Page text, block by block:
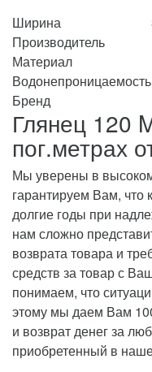
Ширина
Производитель
Материал
Водонепроницаемость
Бренд
Глянец 120
пог.метрах
Мы уверены в
гарантируем Вам, что
долгие годы при
нам сложно
возврата товара и
средств за товар с
понимаем, что
этому мы даем Вам
и возврат денег за
приобретенный в